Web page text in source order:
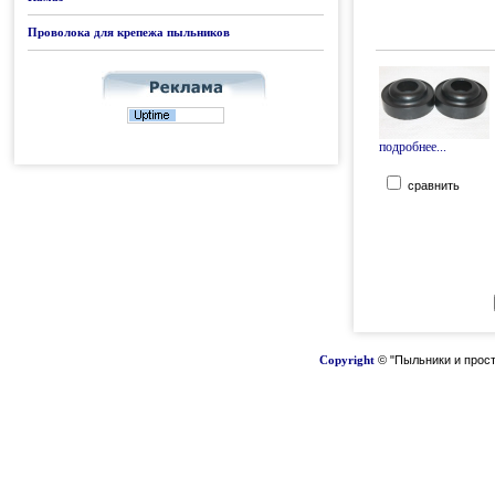
Проволока для крепежа пыльников
подробнее...
сравнить
Copyright © "Пыльники и